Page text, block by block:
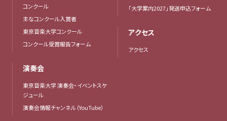
コンクール
主なコンクール入賞者
東京音楽大学コンクール
コンクール受賞報告フォーム
演奏会
東京音楽大学 演奏会・イベントスケ
ジュール
演奏会情報チャンネル（YouTube）
「大学案内2027」発送申込フォーム
アクセス
アクセス